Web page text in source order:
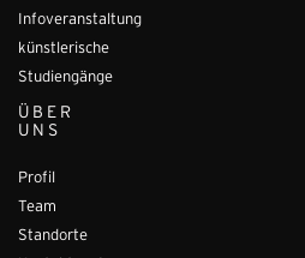
Infoveranstaltung
künstlerische
Studiengänge
ÜBER
UNS
Profil
Team
Standorte